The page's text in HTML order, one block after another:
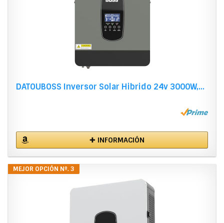
DATOUBOSS Inversor Solar Hibrido 24v 3000W,...
✚ INFORMACIÓN
MEJOR OPCIÓN Nº. 3